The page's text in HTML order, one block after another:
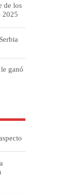
de los
2025
ganó